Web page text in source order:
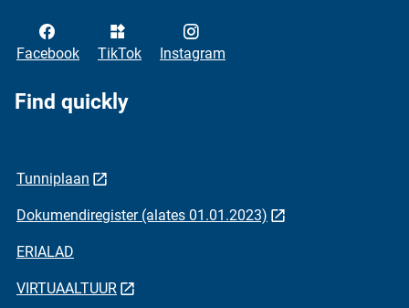
Facebook TikTok Instagram
Find quickly
Tunniplaan
Dokumendiregister (alates 01.01.2023)
ERIALAD
VIRTUAALTUUR